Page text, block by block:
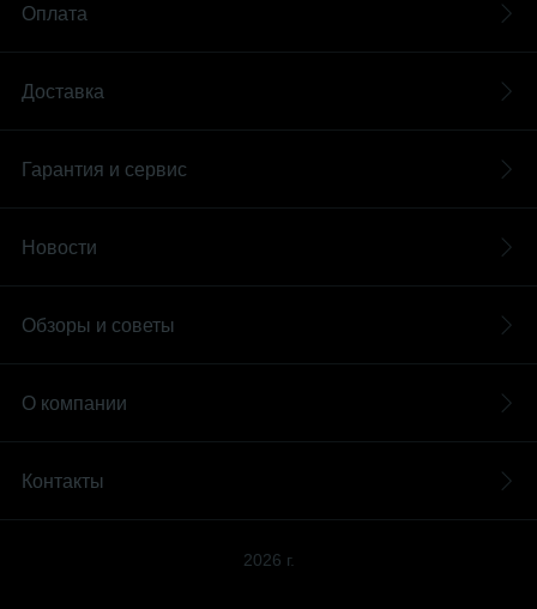
Оплата
Доставка
Гарантия и сервис
Новости
Обзоры и советы
О компании
Контакты
2026 г.